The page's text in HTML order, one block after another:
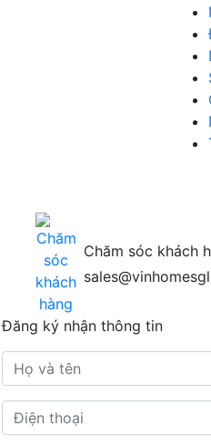
Chăm sóc khách
Đăng ký nhận thông tin